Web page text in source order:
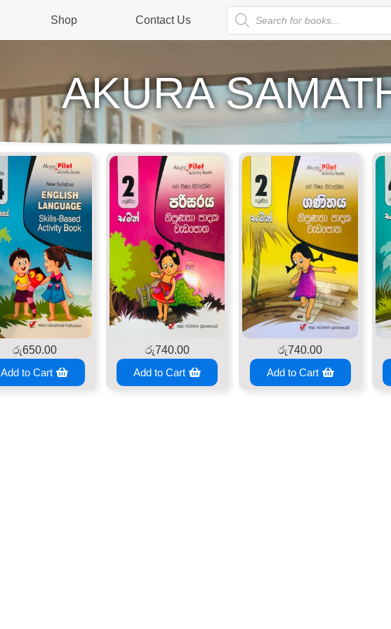
Shop Contact Us
AKURA
රු650.00
Add to Cart
රු740.00
Add to Cart
රු740.00
Add to Cart